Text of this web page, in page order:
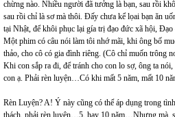
chừng nào. Nhiều người đã tưởng là bạn, sau rồi
sau rồi chỉ là sơ mà thôi. Đấy chưa kể lọai bạn ăn
tại Nhật, để khôi phục lại gía trị đạo đức xã hội,
Một phim có câu nói làm tôi nhớ mãi, khi ông bố
thảo, cho cô có gia đình riêng. (Cô chỉ muốn trông
Khi con sắp ra đi, để tránh cho con lo sợ, ông ta
con ạ. Phải rèn luyện…Có khi mất 5 năm, mất 10
Rèn Luyện? A! Ý này cũng có thể áp dụng trong
thách, phải rèn luyện…5, hay 10 năm…Nhưng mà,